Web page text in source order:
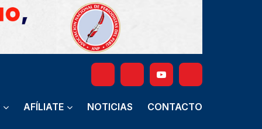
AFÍLIATE NOTICIAS CONTACTO